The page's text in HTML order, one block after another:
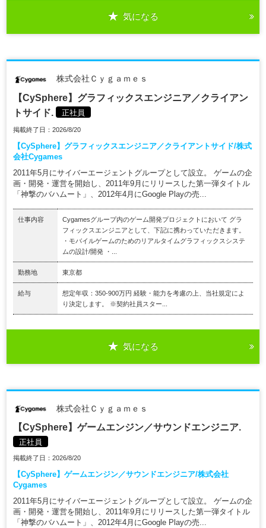
気になる
株式会社Ｃｙｇａｍｅｓ
【CySphere】グラフィックスエンジニア／クライアン
トサイド.
正社員
掲載終了日：2026/8/20
【CySphere】グラフィックスエンジニア／クライアントサイド/株式
会社Cygames
2011年5月にサイバーエージェントグループとして設立。 ゲームの企
画・開発・運営を開始し、2011年9月にリリースした第一弾タイトル
「神撃のバハムート」、2012年4月にGoogle Playの売...
仕事内容
Cygamesグループ内のゲーム開発プロジェクトにおいて グラ
フィックスエンジニアとして、下記に携わっていただきます。
・モバイルゲームのためのリアルタイムグラフィックスシステ
ムの設計/開発 ・...
勤務地 東京都
給与
想定年収：350-900万円 経験・能力を考慮の上、当社規定によ
り決定します。 ※契約社員スター...
気になる
株式会社Ｃｙｇａｍｅｓ
【CySphere】ゲームエンジン／サウンドエンジニア.
正社員
掲載終了日：2026/8/20
【CySphere】ゲームエンジン／サウンドエンジニア/株式会社
Cygames
2011年5月にサイバーエージェントグループとして設立。 ゲームの企
画・開発・運営を開始し、2011年9月にリリースした第一弾タイトル
「神撃のバハムート」、2012年4月にGoogle Playの売...